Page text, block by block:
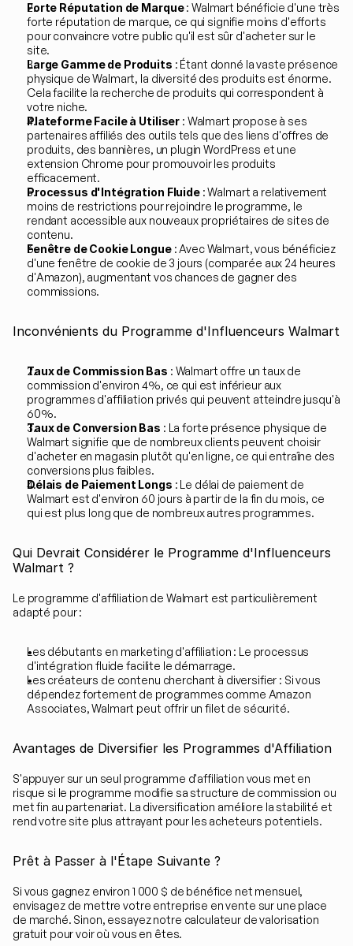
Forte Réputation de Marque : Walmart bénéficie d'une très
forte réputation de marque, ce qui signifie moins d'efforts
pour convaincre votre public qu'il est sûr d'acheter sur le
site.
Large Gamme de Produits : Étant donné la vaste présence
physique de Walmart, la diversité des produits est énorme.
Cela facilite la recherche de produits qui correspondent à
votre niche.
Plateforme Facile à Utiliser : Walmart propose à ses
partenaires affiliés des outils tels que des liens d'offres de
produits, des bannières, un plugin WordPress et une
extension Chrome pour promouvoir les produits
efficacement.
Processus d'Intégration Fluide : Walmart a relativement
moins de restrictions pour rejoindre le programme, le
rendant accessible aux nouveaux propriétaires de sites de
contenu.
Fenêtre de Cookie Longue : Avec Walmart, vous bénéficiez
d'une fenêtre de cookie de 3 jours (comparée aux 24 heures
d'Amazon), augmentant vos chances de gagner des
commissions.
Inconvénients du Programme d'Influenceurs Walmart
Taux de Commission Bas : Walmart offre un taux de
commission d'environ 4%, ce qui est inférieur aux
programmes d'affiliation privés qui peuvent atteindre jusqu'à
60%.
Taux de Conversion Bas : La forte présence physique de
Walmart signifie que de nombreux clients peuvent choisir
d'acheter en magasin plutôt qu'en ligne, ce qui entraîne des
conversions plus faibles.
Délais de Paiement Longs : Le délai de paiement de
Walmart est d'environ 60 jours à partir de la fin du mois, ce
qui est plus long que de nombreux autres programmes.
Qui Devrait Considérer le Programme d'Influenceurs
Walmart ?
Le programme d'affiliation de Walmart est particulièrement
adapté pour :
Les débutants en marketing d'affiliation : Le processus
d'intégration fluide facilite le démarrage.
Les créateurs de contenu cherchant à diversifier : Si vous
dépendez fortement de programmes comme Amazon
Associates, Walmart peut offrir un filet de sécurité.
Avantages de Diversifier les Programmes d'Affiliation
S'appuyer sur un seul programme d'affiliation vous met en
risque si le programme modifie sa structure de commission ou
met fin au partenariat. La diversification améliore la stabilité et
rend votre site plus attrayant pour les acheteurs potentiels.
Prêt à Passer à l'Étape Suivante ?
Si vous gagnez environ 1 000 $ de bénéfice net mensuel,
envisagez de mettre votre entreprise en vente sur une place
de marché. Sinon, essayez notre calculateur de valorisation
gratuit pour voir où vous en êtes.